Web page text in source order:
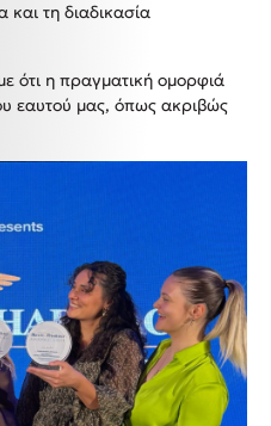
και τη διαδικασία
ότι η πραγματική ομορφιά
εαυτού μας, όπως ακριβώς